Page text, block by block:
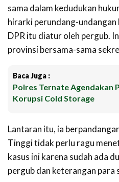
sama dalam kedudukan
hirarki perundang-undangan
DPR itu diatur oleh pergub.
provinsi bersama-sama
Baca Juga :
Polres Ternate Agendakan
Korupsi Cold Storage
Lantaran itu, ia
Tinggi tidak perlu ragu
kasus ini karena sudah ada
pergub dan keterangan para